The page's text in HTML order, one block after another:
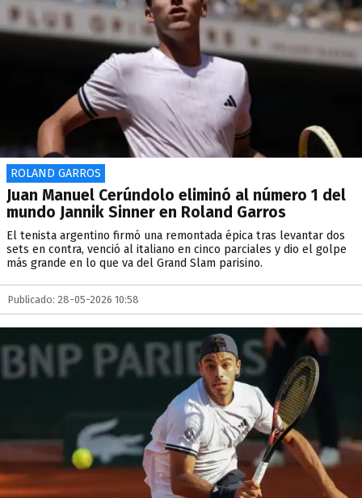
ROLAND GARROS
Juan Manuel Cerúndolo eliminó al número 1 del
mundo Jannik Sinner en Roland Garros
El tenista argentino firmó una remontada épica tras levantar dos
sets en contra, venció al italiano en cinco parciales y dio el golpe
más grande en lo que va del Grand Slam parisino.
Publicado: 28-05-2026 10:58